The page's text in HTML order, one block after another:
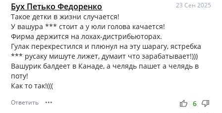
Бух Петько Федоренко 23 Сен 2025
Такое детки в жизни случается!
У вашура *** стоит а у юли голова качается!
Фирма держится на лохах-дистрибьюторах.
Гулак перекрестился и плюнул на эту шарагу, ястребка
*** русаку мишуте лижет, думаит что зарабатывает!)))
Вашурик балдеет в Канаде, а челядь пашет а челядь в
поту!
Как то так!(((
Ответить ••• thumb_up thumb_down
6